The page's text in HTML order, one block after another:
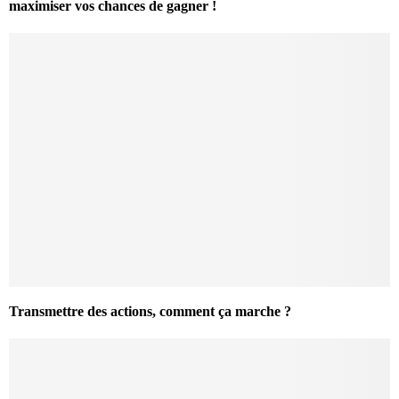
maximiser vos chances de gagner !
Transmettre des actions, comment ça marche ?